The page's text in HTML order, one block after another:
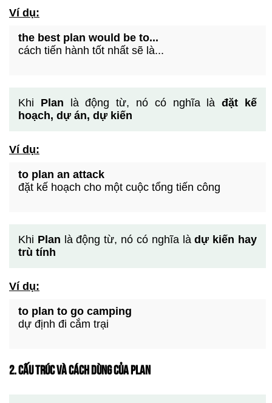
Ví dụ:
the best plan would be to...
cách tiến hành tốt nhất sẽ là...
Khi Plan là động từ, nó có nghĩa làđặt kế
hoạch, dự án, dự kiến
Ví dụ:
to plan an attack
đặt kế hoạch cho một cuộc tổng tiến công
Khi Plan là động từ, nó có nghĩa làdự kiến hay
trù tính
Ví dụ:
to plan to go camping
dự định đi cắm trại
2. CẤU TRÚC VÀ CÁCH DÙNG CỦA PLAN